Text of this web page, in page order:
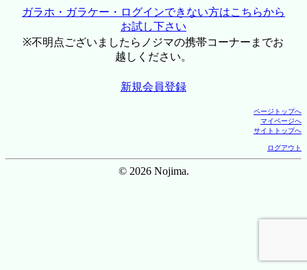
ガラホ・ガラケー・ログインできない方はこちらから
お試し下さい
※不明点ございましたらノジマの携帯コーナーまでお
越しください。
新規会員登録
ページトップへ
マイページへ
サイトトップへ
ログアウト
© 2026 Nojima.